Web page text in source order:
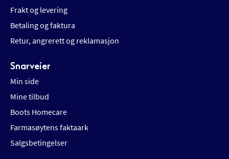
Frakt og levering
Betaling og faktura
Retur, angrerett og reklamasjon
Snarveier
Min side
Mine tilbud
Boots Homecare
Farmasøytens faktaark
Salgsbetingelser